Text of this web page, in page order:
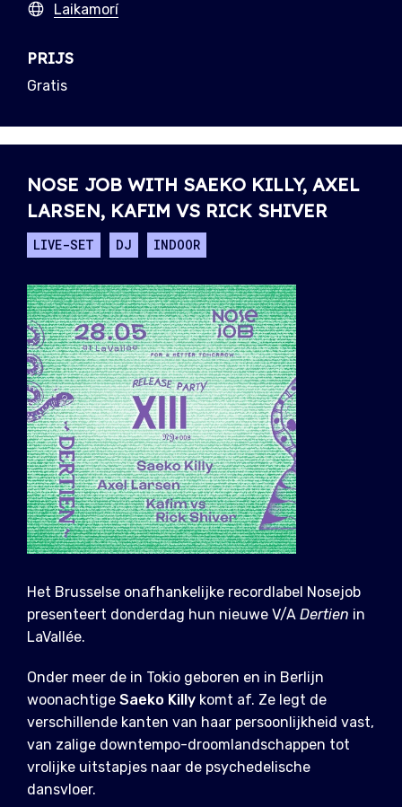
Laikamorí
PRIJS
Gratis
NOSE JOB WITH SAEKO KILLY, AXEL
LARSEN, KAFIM VS RICK SHIVER
LIVE-SET DJ INDOOR
Het Brusselse onafhankelijke recordlabel Nosejob
presenteert donderdag hun nieuwe V/A Dertien in
LaVallée.
Onder meer de in Tokio geboren en in Berlijn
woonachtige Saeko Killy komt af. Ze legt de
verschillende kanten van haar persoonlijkheid vast,
van zalige downtempo-droomlandschappen tot
vrolijke uitstapjes naar de psychedelische
dansvloer.